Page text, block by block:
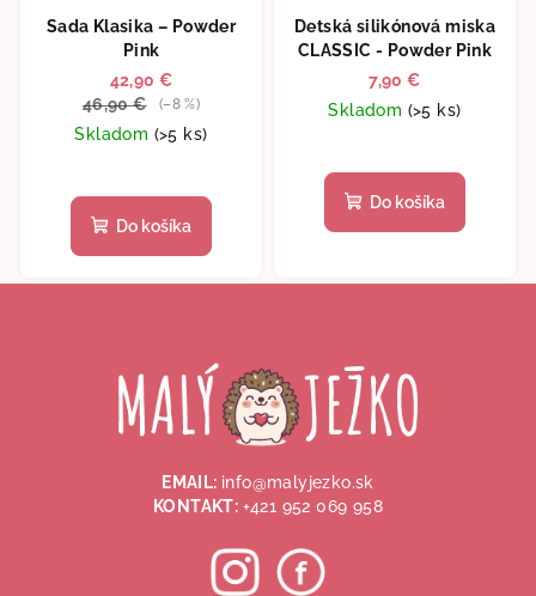
Sada Klasika – Powder
Pink
42,90 €
46,90 €
(–8 %)
Skladom (>5 ks)
Do košíka
Detská silikónová miska
CLASSIC - Powder Pink
7,90 €
Skladom (>5 ks)
Do košíka
EMAIL: info@malyjezko.sk
KONTAKT: +421 952 069 958